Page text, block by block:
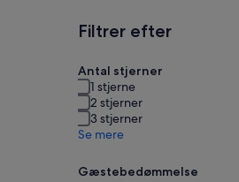
Filtrer efter
Antal stjerner
1 stjerne
2 stjerner
3 stjerner
Se mere
Gæstebedømmelse